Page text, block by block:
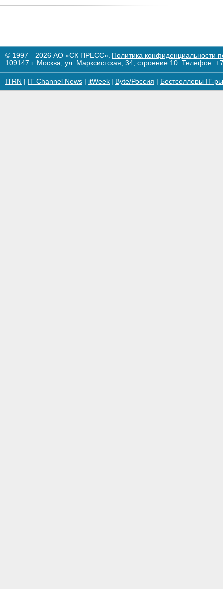
© 1997—2026 АО «СК ПРЕСС». Политика конфиденциальности
109147 г. Москва, ул. Марксистская, 34, строение 10. Телефон:
ITRN IT Channel News itWeek Byte/Россия Бестселлеры IT-